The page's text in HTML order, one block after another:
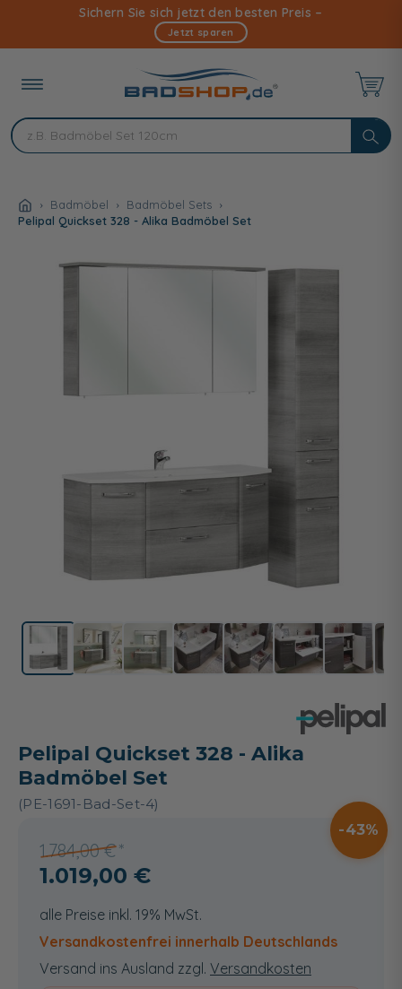
Inhalt
Sichern Sie sich jetzt den besten Preis –
Jetzt sparen
Badmöbel
Badmöbel Sets
Pelipal Quickset 328 - Alika Badmöbel Set
Pelipal Quickset 328 - Alika
Badmöbel Set
(PE-1691-Bad-Set-4)
1.784,00 €
43
1.019,00 €
alle Preise inkl. 19% MwSt.
Versandkostenfrei innerhalb Deutschlands
Versand ins Ausland zzgl. Versandkosten